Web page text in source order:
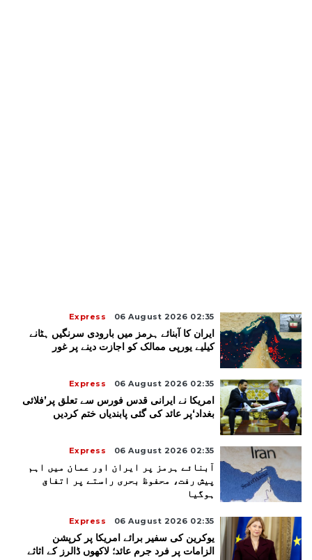
Express 06 August 2026 02:35
ایران کا آبنائے ہرمز میں بارودی سرنگیں ہٹانے
کیلیے یورپی ممالک کو اجازت دینے پر غور
Express 06 August 2026 02:35
امریکا نے ایرانی قدس فورس سے تعلق پر’فلائی
بغداد‘پر عائد کی گئی پابندیاں ختم کردیں
Express 06 August 2026 02:35
آبنائے ہرمز پر ایران اور عمان میں اہم
پیش رفت، محفوظ بحری راستے پر اتفاق
ہوگیا
Express 06 August 2026 02:35
یوکرین کی سفیر برائے امریکا پر کرپشن
الزامات پر فرد جرم عائد؛ لاکھوں ڈالرز کے اثاثے